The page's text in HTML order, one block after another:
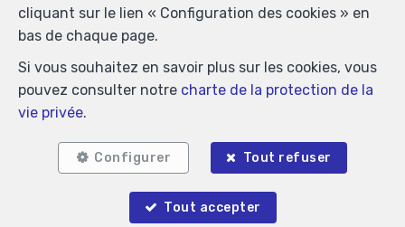
cliquant sur le lien « Configuration des cookies » en
bas de chaque page.
Si vous souhaitez en savoir plus sur les cookies, vous
pouvez consulter notre charte de la protection de la
vie privée.
Configurer Tout refuser
Tout accepter
Charte de la protection de la vie privée
Configuration des cookies
WEBULOUS.IMMO